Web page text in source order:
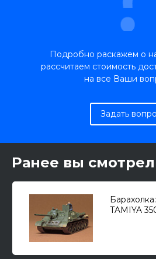
Подробно раскажем о
рассчитаем стоимость
на все Ваши
Задать
Ранее вы
TAMIYA